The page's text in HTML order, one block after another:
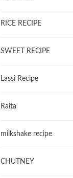
RICE RECIPE
SWEET RECIPE
Lassi Recipe
Raita
milkshake recipe
CHUTNEY